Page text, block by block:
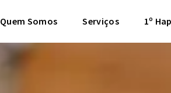
Quem Somos Serviços 1º